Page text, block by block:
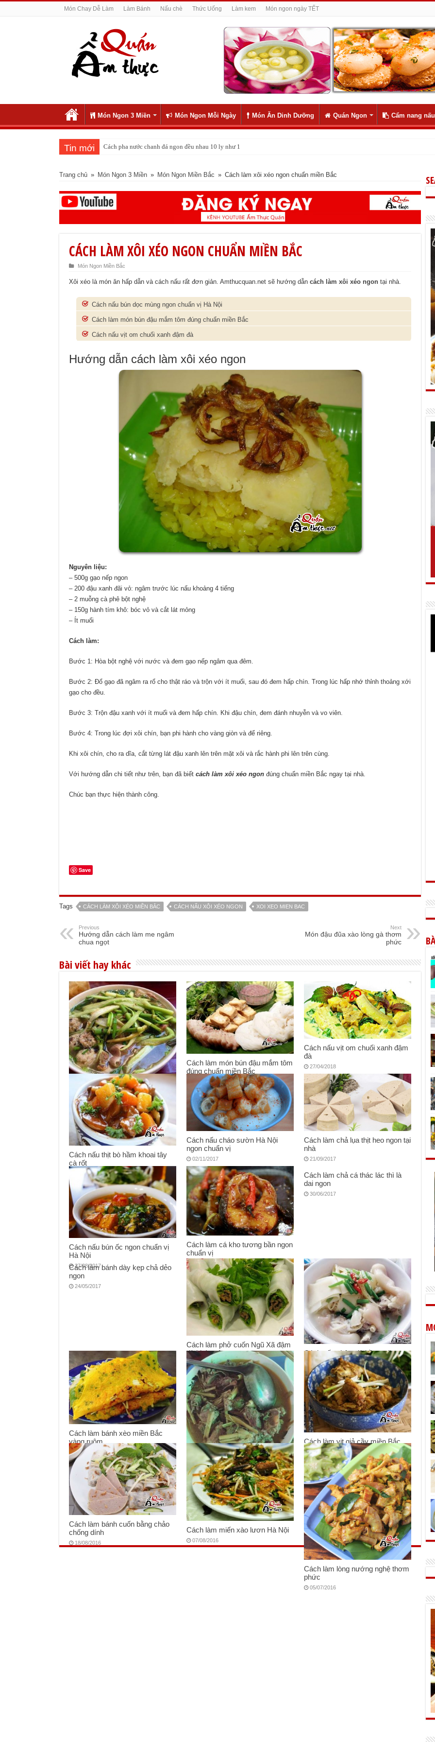
Món Chay Dễ Làm Làm Bánh Nấu chè Thức Uống Làm kem Món ngon ngày TẾT
Món Ngon 3 Miền Món Ngon Mỗi Ngày Món Ăn Dinh Dưỡng Quán Ngon Cẩm nang
Tin mới Tin vui cho những người ghiền cà phê: Uống mỗi ngày giúp sống lâu hơn, khoa học đã chứng minh
Trang chủ » Món Ngon 3 Miền » Món Ngon Miền Bắc » Cách làm xôi xéo ngon chuẩn miền Bắc
CÁCH LÀM XÔI XÉO NGON CHUẨN MIỀN BẮC
Món Ngon Miền Bắc
Xôi xéo là món ăn hấp dẫn và cách nấu rất đơn giản. Amthucquan.net sẽ hướng dẫn cách làm xôi xéo ngon tại nhà.
Cách nấu bún dọc mùng ngon chuẩn vị Hà Nội
Cách làm món bún đậu mắm tôm đúng chuẩn miền Bắc
Cách nấu vịt om chuối xanh đậm đà
Hướng dẫn cách làm xôi xéo ngon
Nguyên liệu:
– 500g gạo nếp ngon
– 200 đậu xanh đãi vỏ: ngâm trước lúc nấu khoảng 4 tiếng
– 2 muỗng cà phê bột nghệ
– 150g hành tím khô: bóc vỏ và cắt lát mỏng
– Ít muối
Cách làm:
Bước 1: Hòa bột nghệ với nước và đem gạo nếp ngâm qua đêm.
Bước 2: Đổ gạo đã ngâm ra rổ cho thật ráo và trộn với ít muối, sau đó đem hấp chín. Trong lúc hấp nhớ thỉnh thoảng xới
gạo cho đều.
Bước 3: Trộn đậu xanh với ít muối và đem hấp chín. Khi đậu chín, đem đánh nhuyễn và vo viên.
Bước 4: Trong lúc đợi xôi chín, bạn phi hành cho vàng giòn và để riêng.
Khi xôi chín, cho ra dĩa, cắt từng lát đậu xanh lên trên mặt xôi và rắc hành phi lên trên cùng.
Với hướng dẫn chi tiết như trên, bạn đã biết cách làm xôi xéo ngon đúng chuẩn miền Bắc ngay tại nhà.
Chúc bạn thực hiện thành công.
Save
Tags CÁCH LÀM XÔI XÉO MIỀN BẮC CÁCH NẤU XÔI XÉO NGON XOI XEO MIEN BAC
Previous
Hướng dẫn cách làm me ngâm
chua ngọt
Next
Món đậu đũa xào lòng gà thơm
phức
Bài viết hay khác
Cách nấu bún dọc mùng ngon
chuẩn vị Hà Nội
27/11/2018
Cách làm món bún đậu mắm tôm
đúng chuẩn miền Bắc
27/09/2018
Cách nấu vịt om chuối xanh đậm
đà
27/04/2018
Cách nấu thịt bò hầm khoai tây
cà rốt
18/04/2018
Cách nấu cháo sườn Hà Nội
ngon chuẩn vị
02/11/2017
Cách làm chả lụa thịt heo ngon tại
nhà
21/09/2017
Cách nấu bún ốc ngon chuẩn vị
Hà Nội
27/08/2017
Cách làm cá kho tương bần ngon
chuẩn vị
15/08/2017
Cách làm chả cá thác lác thì là
dai ngon
30/06/2017
Cách làm bánh dày kẹp chả dẻo
ngon
24/05/2017
Cách làm phở cuốn Ngũ Xã đậm
đà khó quên
13/05/2017
Cách nấu chân giò hầm măng
tươi siêu ngon
28/03/2017
Cách làm bánh xèo miền Bắc
vàng ruộm
16/03/2017
Cách làm vịt xiêm nấu sả thơm
mềm
06/01/2017
Cách làm vịt giả cầy miền Bắc
siêu ngon
28/08/2016
Cách làm bánh cuốn bằng chảo
chống dính
18/08/2016
Cách làm miến xào lươn Hà Nội
07/08/2016
Cách làm lòng nướng nghệ thơm
phức
05/07/2016